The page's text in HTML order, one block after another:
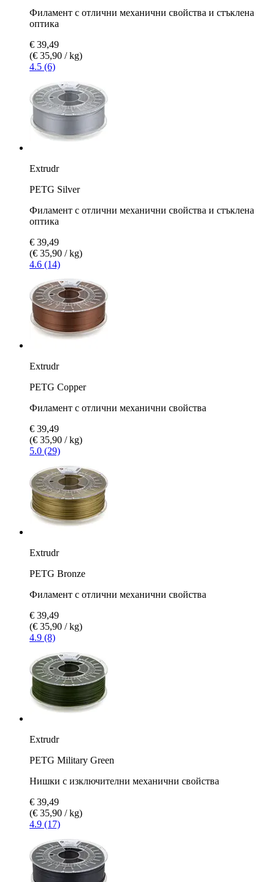
Филамент с отлични механични свойства и стъклена
оптика
€ 39,49
(€ 35,90 / kg)
4.5 (6)
Extrudr
PETG Silver
Филамент с отлични механични свойства и стъклена
оптика
€ 39,49
(€ 35,90 / kg)
4.6 (14)
Extrudr
PETG Copper
Филамент с отлични механични свойства
€ 39,49
(€ 35,90 / kg)
5.0 (29)
Extrudr
PETG Bronze
Филамент с отлични механични свойства
€ 39,49
(€ 35,90 / kg)
4.9 (8)
Extrudr
PETG Military Green
Нишки с изключителни механични свойства
€ 39,49
(€ 35,90 / kg)
4.9 (17)